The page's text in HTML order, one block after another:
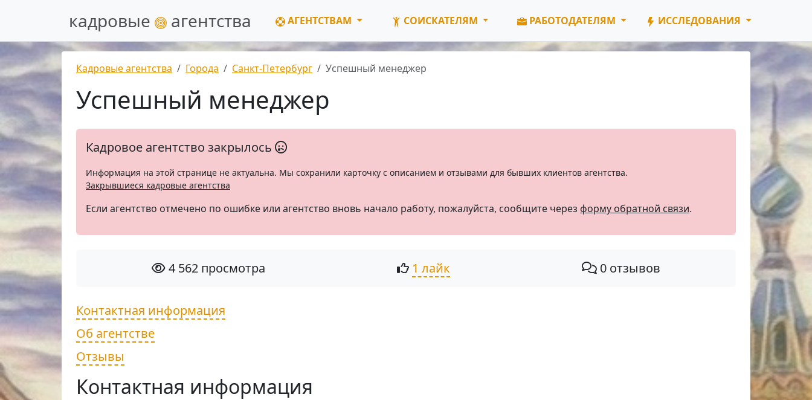
кадровые агентства АГЕНТСТВАМ СОИСКАТЕЛЯМ РАБОТОДАТЕЛЯМ ИССЛЕДОВАНИЯ
Кадровые агентства Города Санкт-Петербург Успешный менеджер
Успешный менеджер
Кадровое агентство закрылось
Информация на этой странице не актуальна. Мы сохранили карточку с описанием и отзывами для бывших клиентов агентства.
Закрывшиеся кадровые агентства
Если агентство отмечено по ошибке или агентство вновь начало работу, пожалуйста, сообщите через форму обратной связи.
4 562 просмотра 1 лайк 0 отзывов
Контактная информация
Об агентстве
Отзывы
Контактная информация